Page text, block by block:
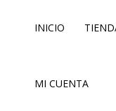
INICIO
MI CUENTA